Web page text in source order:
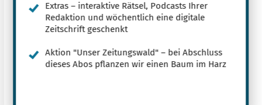
Extras – interaktive Rätsel, Podcasts Ihrer
Redaktion und wöchentlich eine digitale
Zeitschrift geschenkt
Aktion "Unser Zeitungswald" – bei Abschluss
dieses Abos pflanzen wir einen Baum im Harz